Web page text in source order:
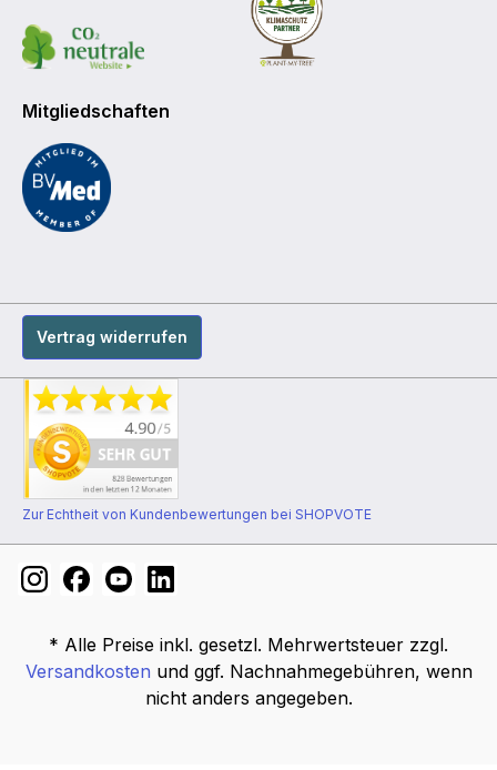
Mitgliedschaften
Vertrag widerrufen
Zur Echtheit von Kundenbewertungen bei SHOPVOTE
* Alle Preise inkl. gesetzl. Mehrwertsteuer zzgl.
Versandkosten und ggf. Nachnahmegebühren, wenn
nicht anders angegeben.